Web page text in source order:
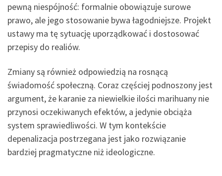
pewną niespójność: formalnie obowiązuje surowe
prawo, ale jego stosowanie bywa łagodniejsze. Projekt
ustawy ma tę sytuację uporządkować i dostosować
przepisy do realiów.
Zmiany są również odpowiedzią na rosnącą
świadomość społeczną. Coraz częściej podnoszony jest
argument, że karanie za niewielkie ilości marihuany nie
przynosi oczekiwanych efektów, a jedynie obciąża
system sprawiedliwości. W tym kontekście
depenalizacja postrzegana jest jako rozwiązanie
bardziej pragmatyczne niż ideologiczne.